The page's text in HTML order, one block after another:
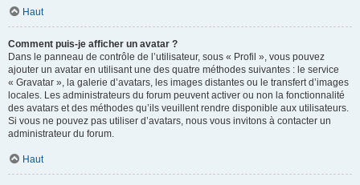
Haut
Comment puis-je afficher un avatar ?
Dans le panneau de contrôle de l’utilisateur, sous « Profil », vous pouvez
ajouter un avatar en utilisant une des quatre méthodes suivantes : le service
« Gravatar », la galerie d’avatars, les images distantes ou le transfert d’images
locales. Les administrateurs du forum peuvent activer ou non la fonctionnalité
des avatars et des méthodes qu’ils veuillent rendre disponible aux utilisateurs.
Si vous ne pouvez pas utiliser d’avatars, nous vous invitons à contacter un
administrateur du forum.
Haut